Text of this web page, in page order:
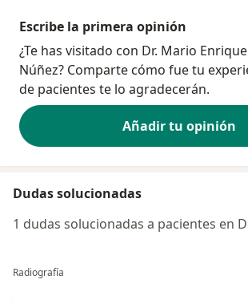
Escribe la primera opinión
¿Te has visitado con Dr. Mario
Núñez? Comparte cómo fue tu
de pacientes te lo agradecerán.
Añadir tu opinión
Dudas solucionadas
1 dudas solucionadas a pacientes en
Radiografía